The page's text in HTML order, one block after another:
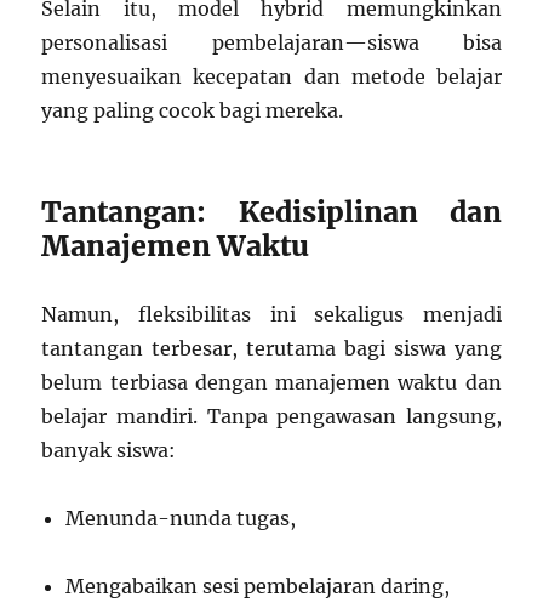
Selain itu, model hybrid memungkinkan
personalisasi pembelajaran—siswa bisa
menyesuaikan kecepatan dan metode belajar
yang paling cocok bagi mereka.
Tantangan: Kedisiplinan dan
Manajemen Waktu
Namun, fleksibilitas ini sekaligus menjadi
tantangan terbesar, terutama bagi siswa yang
belum terbiasa dengan manajemen waktu dan
belajar mandiri. Tanpa pengawasan langsung,
banyak siswa:
Menunda-nunda tugas,
Mengabaikan sesi pembelajaran daring,